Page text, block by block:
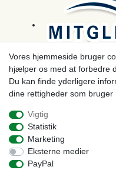
Betaling
Vores hjemmeside bruger
hjælper os med at forbedre
Du kan finde yderligere
dine rettigheder som bruger
Vigtig
Statistik
Marketing
Eksterne medier
PayPal